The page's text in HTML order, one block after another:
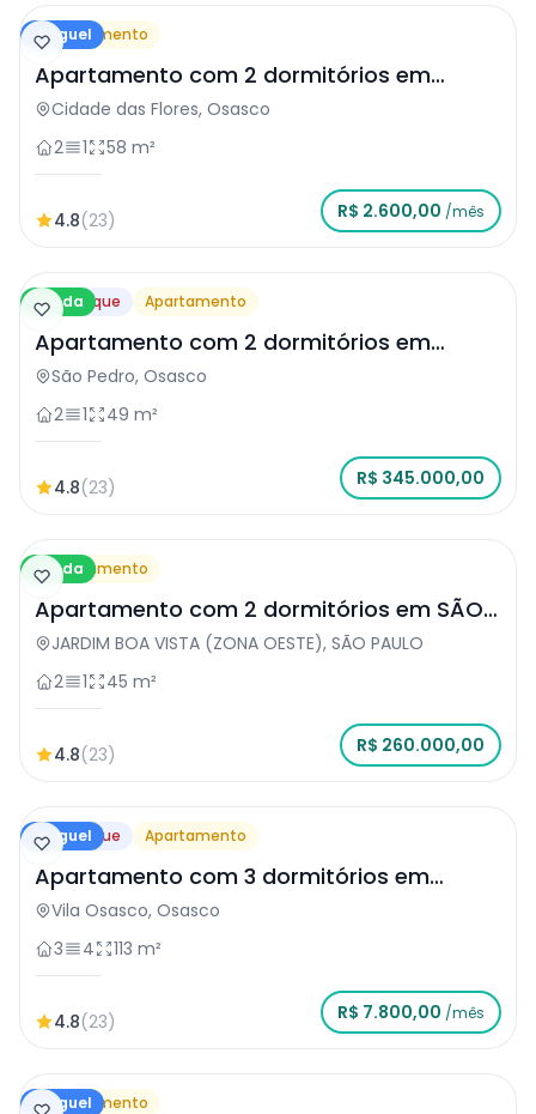
Aluguel
Apartamento
Apartamento com 2 dormitórios em
Osasco
Cidade das Flores, Osasco
2
1 58 m²
4.8(23) R$ 2.600,00 /mês
Venda
Destaque Apartamento
Apartamento com 2 dormitórios em
Osasco
São Pedro, Osasco
2
1 49 m²
4.8(23) R$ 345.000,00
Venda
Apartamento
Apartamento com 2 dormitórios em SÃO
PAULO
JARDIM BOA VISTA (ZONA OESTE), SÃO PAULO
2
1 45 m²
4.8(23) R$ 260.000,00
Aluguel
Destaque Apartamento
Apartamento com 3 dormitórios em
Osasco
Vila Osasco, Osasco
3
4 113 m²
4.8(23) R$ 7.800,00 /mês
Aluguel
Apartamento